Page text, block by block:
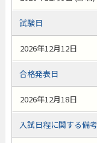
試験日
2026年12月12日
合格発表日
2026年12月18日
入試日程に関する備考